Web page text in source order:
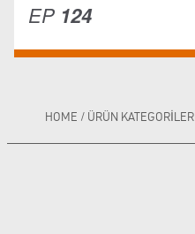
EP 124
HOME / ÜRÜN KATEGORILERI